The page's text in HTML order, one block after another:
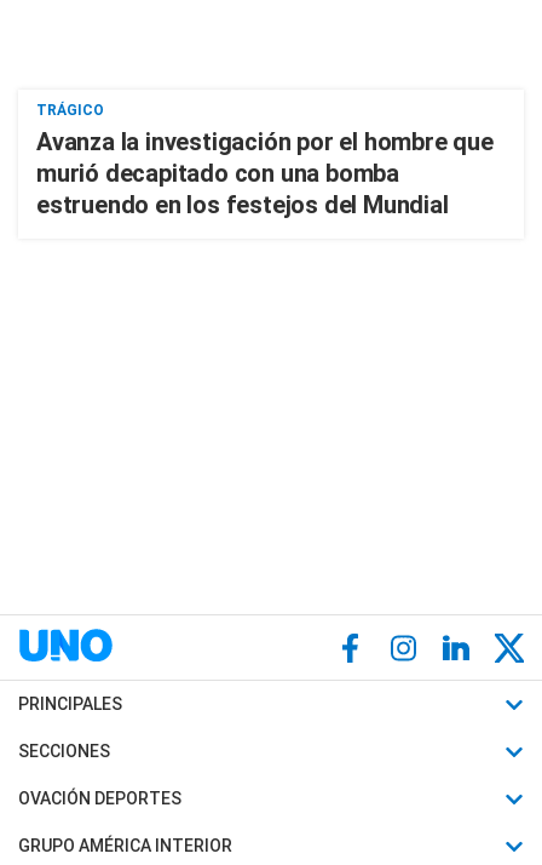
TRÁGICO
Avanza la investigación por el hombre que
murió decapitado con una bomba
estruendo en los festejos del Mundial
PRINCIPALES
Últimas Noticias
Política
SECCIONES
Horóscopo
Motores
OVACIÓN DEPORTES
Fútbol
GRUPO AMÉRICA INTERIOR